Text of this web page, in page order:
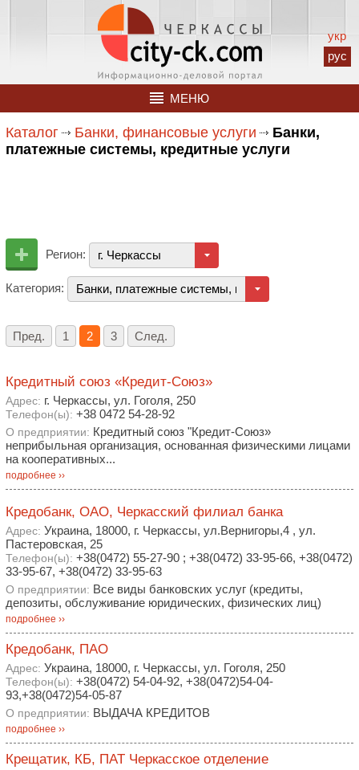
укр
рус
МЕНЮ
Каталог Банки, финансовые услуги
Банки,
платежные системы, кредитные услуги
Регион: г. Черкассы
Категория: Банки, платежные системы, кредитные услуги
Пред. 1 2 3 След.
Кредитный союз «Кредит-Союз»
Адрес: г. Черкассы, ул. Гоголя, 250
Телефон(ы): +38 0472 54-28-92
О предприятии: Кредитный союз "Кредит-Союз»
неприбыльная организация, основанная физическими лицами
на кооперативных...
подробнее ››
Кредобанк, ОАО, Черкасский филиал банка
Адрес: Украина, 18000, г. Черкассы, ул.Вернигоры,4 , ул.
Пастеровская, 25
Телефон(ы): +38(0472) 55-27-90 ; +38(0472) 33-95-66, +38(0472)
33-95-67, +38(0472) 33-95-63
О предприятии: Все виды банковских услуг (кредиты,
депозиты, обслуживание юридических, физических лиц)
подробнее ››
Кредобанк, ПАО
Адрес: Украина, 18000, г. Черкассы, ул. Гоголя, 250
Телефон(ы): +38(0472) 54-04-92, +38(0472)54-04-
93,+38(0472)54-05-87
О предприятии: ВЫДАЧА КРЕДИТОВ
подробнее ››
Крещатик, КБ, ПАТ Черкасское отделение